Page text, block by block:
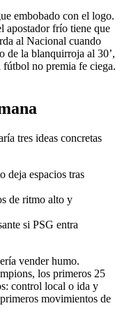
embobado con el logo.
apostador frío tiene que
al Nacional cuando
de la blanquirroja al 30’,
no premia fe ciega.
tres ideas concretas
deja espacios tras
de ritmo alto y
si PSG entra
vender humo.
los primeros 25
control local o ida y
movimientos de